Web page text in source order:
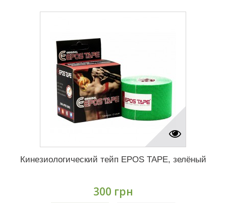
Кинезиологический тейп EPOS TAPE, зелёный
300 грн